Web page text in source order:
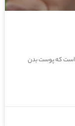
است که پوست بدن